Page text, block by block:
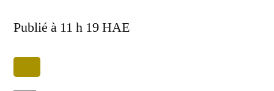
Publié à 11 h 19 HAE